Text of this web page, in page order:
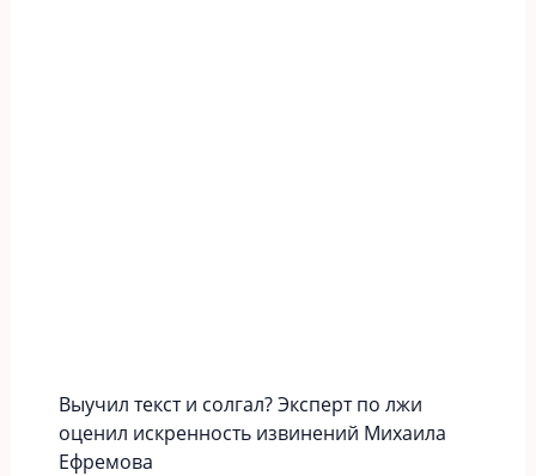
Выучил текст и солгал? Эксперт по лжи
оценил искренность извинений Михаила
Ефремова